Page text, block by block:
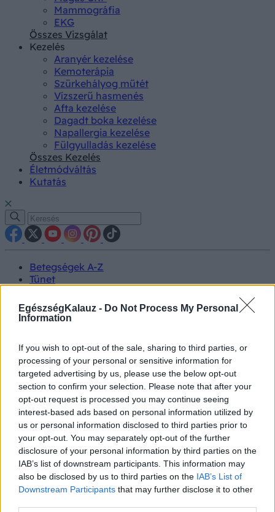
EgészségKalauz - Do Not Process My Personal
Information
If you wish to opt-out of the sale, sharing to third parties, or
processing of your personal or sensitive information for
targeted advertising by us, please use the below opt-out
section to confirm your selection. Please note that after your
opt-out request is processed you may continue seeing
interest-based ads based on personal information utilized by
us or personal information disclosed to third parties prior to
your opt-out. You may separately opt-out of the further
disclosure of your personal information by third parties on the
IAB’s list of downstream participants. This information may
also be disclosed by us to third parties on the IAB’s List of
Downstream Participants that may further disclose it to other
Mammográfia
EKG
Összes Vizsgálat
Kezelés
Aranyér kezelése
Kemoterápia
Szürkehályog műtét
Vízszerű hasmenés
Afta kezelése
Dagadt boka kezelése
Napallergia kezelése
Fülgyulladás kezelése
Összes Kezelés
Életmódváltás
Kutatás
Betegségek A-Z
Tünet
Kezelés
Életmódváltás
Hírek
Videók
Kisállatok egészsége
#allergia #influenza#cukorbetegség
#orvosmeteorológia#vérnyomás#stroke#rákbetegség
#pajzsmirigy#reflux#ekcéma#herpesz
Regisztráció
Vashiány